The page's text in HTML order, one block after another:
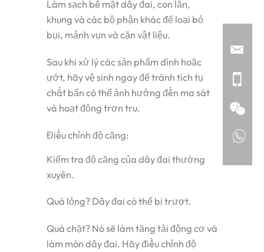
Làm sạch bề mặt dây đai, con lăn,
khung và các bộ phận khác để loại bỏ
bụi, mảnh vụn và cặn vật liệu.
Sau khi xử lý các sản phẩm dính hoặc
ướt, hãy vệ sinh ngay để tránh tích tụ
chất bẩn có thể ảnh hưởng đến ma sát
và hoạt động trơn tru.
Điều chỉnh độ căng:
Kiểm tra độ căng của dây đai thường
xuyên.
Quá lỏng? Dây đai có thể bị trượt.
Quá chặt? Nó sẽ làm tăng tải động cơ và
làm mòn dây đai. Hãy điều chỉnh độ